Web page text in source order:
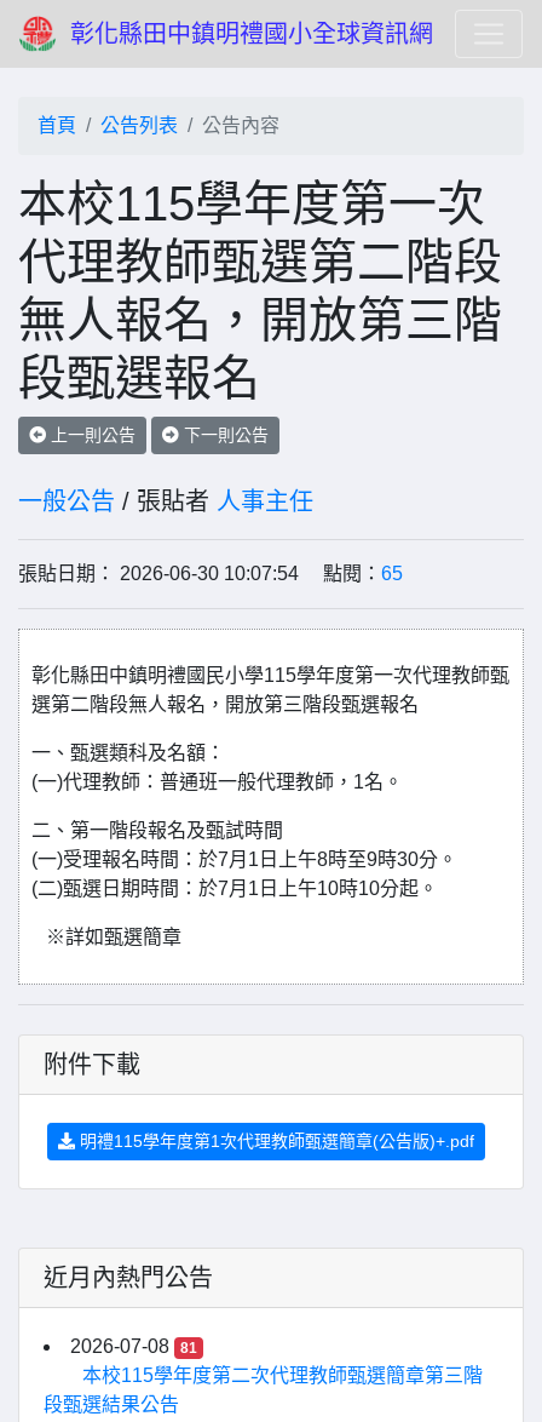
彰化縣田中鎮明禮國小全球資訊網
首頁 公告列表 公告內容
本校115學年度第一次
代理教師甄選第二階段
無人報名，開放第三階
段甄選報名
上一則公告 下一則公告
一般公告 / 張貼者 人事主任
張貼日期： 2026-06-30 10:07:54 點閱： 65
彰化縣田中鎮明禮國民小學115學年度第一次代理教師甄
選第二階段無人報名，開放第三階段甄選報名
一、甄選類科及名額：
(一)代理教師：普通班一般代理教師，1名。
二、第一階段報名及甄試時間
(一)受理報名時間：於7月1日上午8時至9時30分。
(二)甄選日期時間：於7月1日上午10時10分起。
※詳如甄選簡章
附件下載
明禮115學年度第1次代理教師甄選簡章(公告版)+.pdf
近月內熱門公告
2026-07-08 81
本校115學年度第二次代理教師甄選簡章第三階
段甄選結果公告